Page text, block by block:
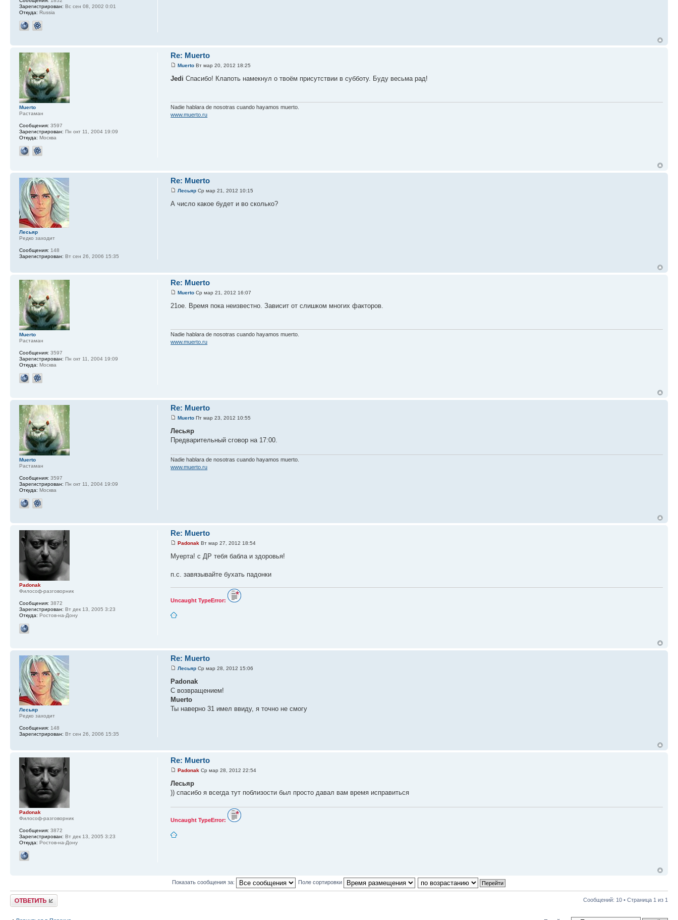
Зарегистрирован: Вс сен 08, 2002 0:01
Откуда: Russia
Re: Muerto
Muerto Вт мар 20, 2012 18:25
Jedi Спасибо! Клапоть намекнул о твоём присутствии в субботу. Буду весьма рад!
Nadie hablara de nosotras cuando hayamos muerto.
www.muerto.ru
Muerto
Растаман
Сообщения: 3597
Зарегистрирован: Пн окт 11, 2004 19:09
Откуда: Москва
Re: Muerto
Лесьяр Ср мар 21, 2012 10:15
А число какое будет и во сколько?
Лесьяр
Редко заходит
Сообщения: 148
Зарегистрирован: Вт сен 26, 2006 15:35
Re: Muerto
Muerto Ср мар 21, 2012 16:07
21ое. Время пока неизвестно. Зависит от слишком многих факторов.
Nadie hablara de nosotras cuando hayamos muerto.
www.muerto.ru
Muerto
Растаман
Сообщения: 3597
Зарегистрирован: Пн окт 11, 2004 19:09
Откуда: Москва
Re: Muerto
Muerto Пт мар 23, 2012 10:55
Лесьяр
Предварительный сговор на 17:00.
Nadie hablara de nosotras cuando hayamos muerto.
www.muerto.ru
Muerto
Растаман
Сообщения: 3597
Зарегистрирован: Пн окт 11, 2004 19:09
Откуда: Москва
Re: Muerto
Padonak Вт мар 27, 2012 18:54
Муерта! с ДР тебя бабла и здоровья!
п.с. завязывайте бухать падонки
Uncaught TypeError:
Padonak
Философ-разговорник
Сообщения: 3872
Зарегистрирован: Вт дек 13, 2005 3:23
Откуда: Ростов-на-Дону
Re: Muerto
Лесьяр Ср мар 28, 2012 15:06
Padonak
С возвращением!
Muerto
Ты наверно 31 имел ввиду, я точно не смогу
Лесьяр
Редко заходит
Сообщения: 148
Зарегистрирован: Вт сен 26, 2006 15:35
Re: Muerto
Padonak Ср мар 28, 2012 22:54
Лесьяр
)) спасибо я всегда тут поблизости был просто давал вам время исправиться
Uncaught TypeError:
Padonak
Философ-разговорник
Сообщения: 3872
Зарегистрирован: Вт дек 13, 2005 3:23
Откуда: Ростов-на-Дону
Показать сообщения за: Поле сортировки
Ответить Сообщений: 10 • Страница 1 из 1